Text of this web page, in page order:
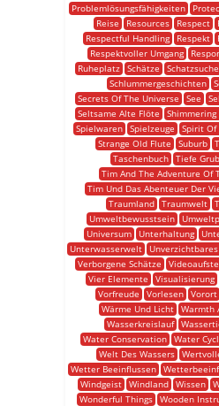
Problemlösungsfähigkeiten
Reise
Resources Respect
Respectful Handling
Respekt
Respektvoller Umgang
Ruheplatz
Schätze Schatzsuche
Schlummergeschichten
Secrets Of The Universe
See
Seltsame Alte Flöte
Shimmering
Spielwaren
Spielzeuge Spirit Of
Strange Old Flute
Suburb
Taschenbuch Tiefe
Tim And The Adventure Of
Tim Und Das Abenteuer Der
Traumland Traumwelt
Umweltbewusstsein
Universum
Unterhaltung
Unterwasserwelt
Verborgene Schätze
Vier Elemente
Visualisierung
Vorfreude
Vorlesen Vorort
Wärme Und Licht Warmth
Wasserkreislauf
Water Conservation
Water
Welt Des Wassers
Wetter Beeinflussen
Windgeist Windland Wissen
Wonderful Things Wooden